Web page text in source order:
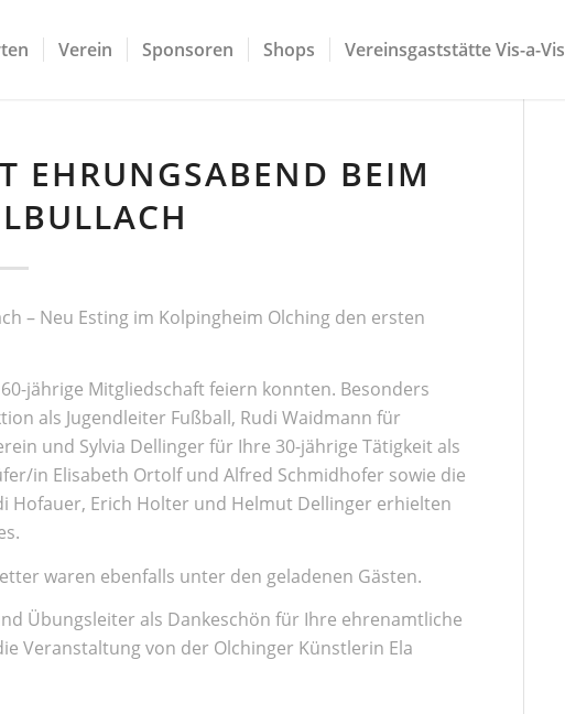
Verein Sponsoren Shops Vereinsgaststätte Vis-a-Vis
EHRUNGSABEND BEIM
– Neu Esting im Kolpingheim Olching den ersten
jährige Mitgliedschaft feiern konnten. Besonders
als Jugendleiter Fußball, Rudi Waidmann für
und Sylvia Dellinger für Ihre 30-jährige Tätigkeit als
in Elisabeth Ortolf und Alfred Schmidhofer sowie die
Erich Holter und Helmut Dellinger erhielten
waren ebenfalls unter den geladenen Gästen.
Übungsleiter als Dankeschön für Ihre ehrenamtliche
Veranstaltung von der Olchinger Künstlerin Ela